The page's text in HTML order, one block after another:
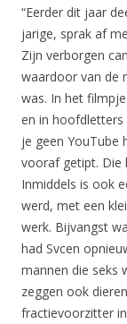
“Eerder dit jaar
jarige, sprak af
Zijn verborgen
waardoor van de
was. In het
en in
je geen YouTube
vooraf getipt. Die
Inmiddels is ook
werd, met een
werk. Bijvangst
had Svcen
mannen die seks
zeggen ook
fractievoorzitter